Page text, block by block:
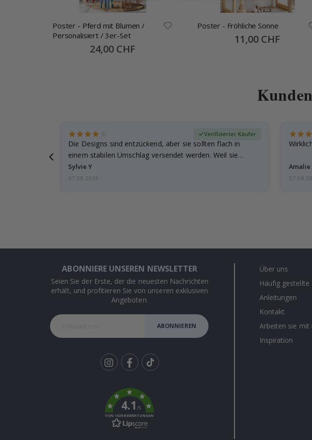
Poster - Pferd mit Blumen /
Personalisiert / 3er-Set
Special
Price
24,00 CHF
Poster - Fröhliche Sonne
Special
Price
11,00 CHF
Die Designs sind entzückend, aber sie sollten flach in
einem stabilen Umschlag versendet werden. Weil sie…
Sylvie Y
Verifizierter Käufer
07.08.2026
Amalie
ABONNIERE UNSEREN NEWSLETTER
Seien Sie der Erste, der die neuesten Nachrichten
erhält, und profitieren Sie von unseren exklusiven
Angeboten.
ABONNIEREN
k
4.1/5
VON 1029 BEWERTUNGEN
Über uns
Häufig gestellte
Anleitungen
Kontakt
Arbeiten sie mit
Inspiration